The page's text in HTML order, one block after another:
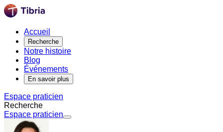
Accueil
Recherche
Notre histoire
Blog
Événements
En savoir plus
Espace praticien
Recherche
Espace praticien